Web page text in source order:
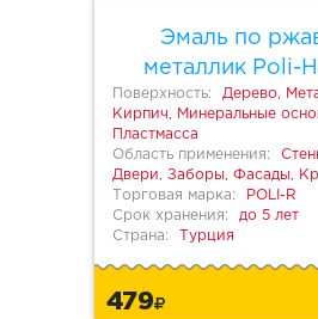
Эмаль по
металлик Poli-
Поверхность:
Дерево,
Кирпич, Минеральные
Пластмасса
Область применения:
Двери, Заборы, Фасады,
Торговая марка:
POLI-R
Срок хранения:
до 5 лет
Страна:
Турция
479